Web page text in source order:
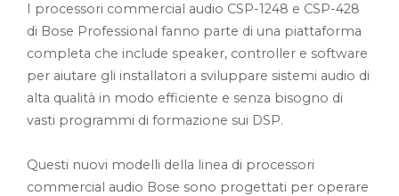
I processori commercial audio CSP-1248 e CSP-428
di Bose Professional fanno parte di una piattaforma
completa che include speaker, controller e software
per aiutare gli installatori a sviluppare sistemi audio di
alta qualità in modo efficiente e senza bisogno di
vasti programmi di formazione sui DSP.
Questi nuovi modelli della linea di processori
commercial audio Bose sono progettati per operare